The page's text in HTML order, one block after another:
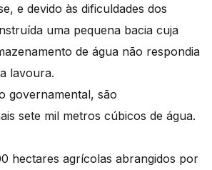
e devido às dificuldades dos
uma pequena bacia cuja
de água não respondia
lavoura.
governamental, são
sete mil metros cúbicos de água.
hectares agrícolas abrangidos por